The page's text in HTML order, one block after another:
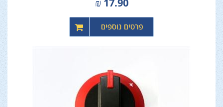
17.90
₪